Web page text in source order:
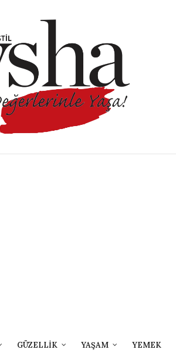
GÜZELLİK YAŞAM YEMEK